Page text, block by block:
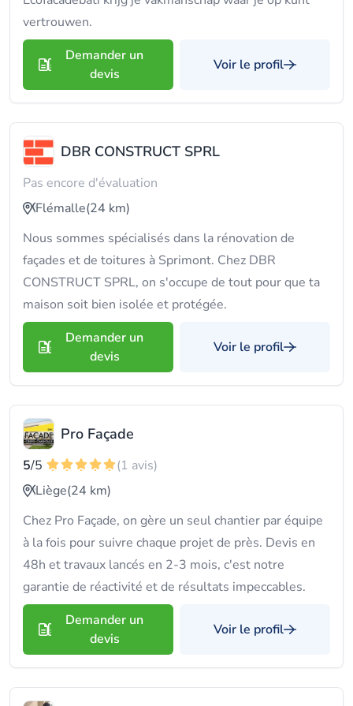
vertrouwen.
Demander un
devis
Voir le profil
DBR CONSTRUCT SPRL
Pas encore d'évaluation
Flémalle(24 km)
Nous sommes spécialisés dans la rénovation de
façades et de toitures à Sprimont. Chez DBR
CONSTRUCT SPRL, on s'occupe de tout pour que ta
maison soit bien isolée et protégée.
Demander un
devis
Voir le profil
Pro Façade
5/5
(1 avis)
Liège(24 km)
Chez Pro Façade, on gère un seul chantier par équipe
à la fois pour suivre chaque projet de près. Devis en
48h et travaux lancés en 2-3 mois, c'est notre
garantie de réactivité et de résultats impeccables.
Demander un
devis
Voir le profil